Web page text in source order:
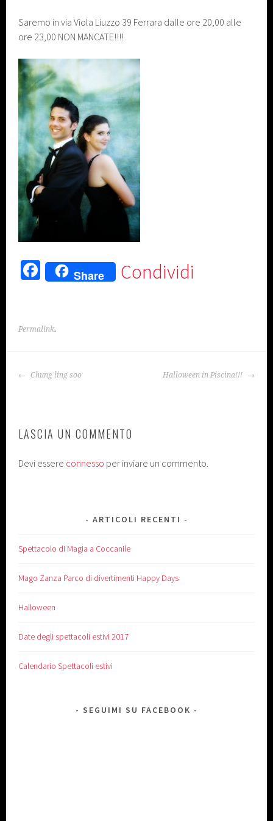
Saremo in via Viola Liuzzo 39 Ferrara dalle ore 20,00 alle
ore 23,00 NON MANCATE!!!!
Fa
ce
o
Share Condividi
Permalink.
NAVIGAZIONE
Chung ling soo Halloween in Piscina!!!
LASCIA UN COMMENTO
Devi essere connesso per inviare un commento.
ARTICOLI RECENTI
Spettacolo di Magia a Coccanile
Mago Zanza Parco di divertimenti Happy Days
Halloween
Date degli spettacoli estivi 2017
Calendario Spettacoli estivi
SEGUIMI SU FACEBOOK